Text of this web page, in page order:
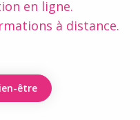
en ligne.
à distance.
être